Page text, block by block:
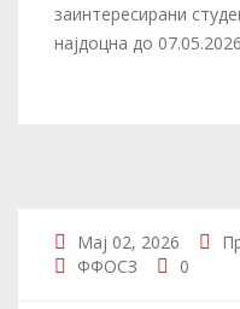
заинтересирани
најдоцна до 07.05.2026
Мај 02, 2026
ФФОСЗ
0